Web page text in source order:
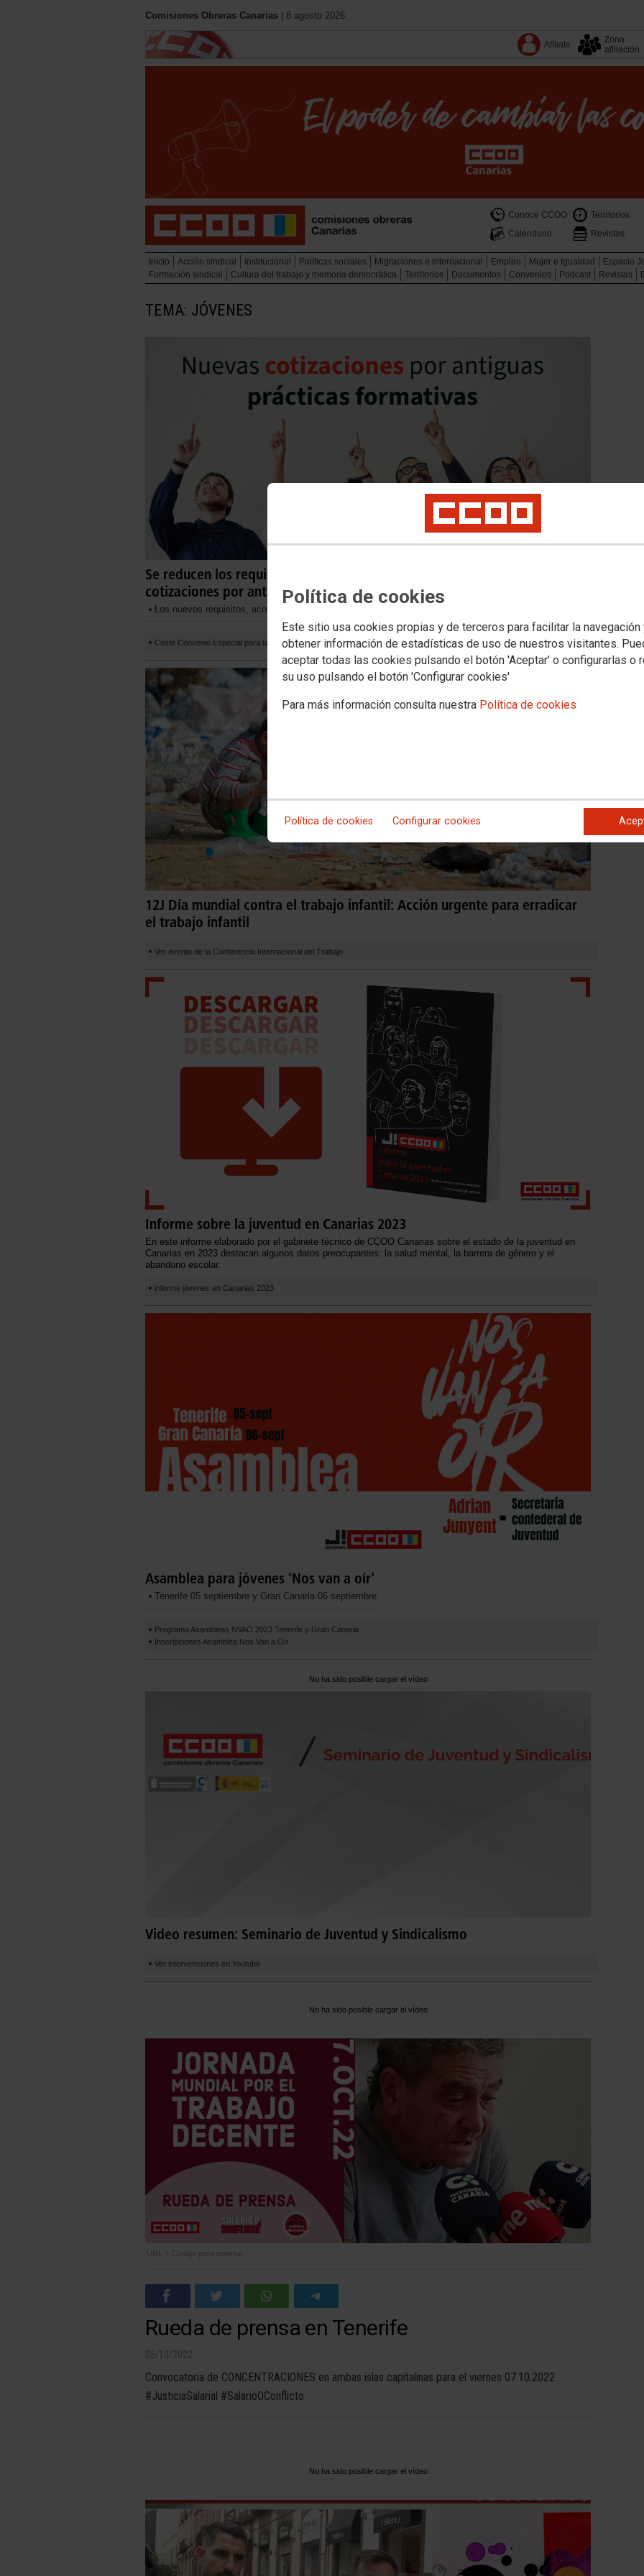
Política de cookies
Este sitio usa cookies propias y de terceros para facilitar la navegación
obtener información de estadísticas de uso de nuestros visitantes.
aceptar todas las cookies pulsando el botón 'Aceptar' o configurarlas o
su uso pulsando el botón 'Configurar cookies'
Para más información consulta nuestra Política de cookies
Política de cookies Configurar cookies
Comisiones Obreras Canarias | 8 agosto 2026.
Afíliate
Zona
afiliación
Conoce CCOO Territorios
Calendario
Revistas
Inicio Acción sindical Institucional Políticas sociales Migraciones e internacional Empleo Mujer e Igualdad Espacio
Formación sindical
Cultura del trabajo y memoria democrática Territorios Documentos Convenios Podcast Revistas
TEMA: JÓVENES
Se reducen los requisitos para la recuperación de hasta 5 años de
cotizaciones por antiguas prácticas formativas
Los nuevos requisitos, acordados con CCOO, entrarán en vigor a partir del día 2 de agosto de 2024
Coste Convenio Especial para la recuperación de prácticas formativas anteriores a 2024
12J Día mundial contra el trabajo infantil: Acción urgente para erradicar
el trabajo infantil
Ver evento de la Conferencia Internacional del Trabajo
Informe sobre la juventud en Canarias 2023
En este informe elaborado por el gabinete técnico de CCOO Canarias sobre el estado de la juventud en
Canarias en 2023 destacan algunos datos preocupantes: la salud mental, la barrera de género y el
abandono escolar.
informe jóvenes en Canarias 2023
Asamblea para jóvenes 'Nos van a oír'
Tenerife 05 septiembre y Gran Canaria 06 septiembre
Programa Asambleas NVAO 2023 Tenerife y Gran Canaria
Inscripciones Asamblea Nos Van a Oír
No ha sido posible cargar el vídeo
Video resumen: Seminario de Juventud y Sindicalismo
Ver intervenciones en Youtube
No ha sido posible cargar el vídeo
URL Código para insertar
Rueda de prensa en Tenerife
05/10/2022
Convocatoria de CONCENTRACIONES en ambas islas capitalinas para el viernes 07.10.2022
#JusticiaSalarial #SalarioOConflicto
No ha sido posible cargar el vídeo